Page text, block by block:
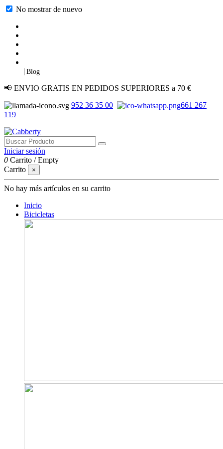
No mostrar de nuevo
|Blog
📢 ENVIO GRATIS EN PEDIDOS SUPERIORES a 70 €
952 36 35 00
661 267
119
Iniciar sesión
0 Carrito /Empty
Carrito
×
No hay más artículos en su carrito
Inicio
Bicicletas